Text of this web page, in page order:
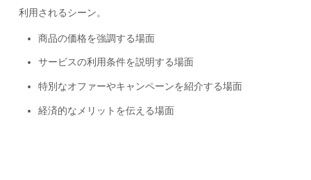
利用されるシーン。
商品の価格を強調する場面
サービスの利用条件を説明する場面
特別なオファーやキャンペーンを紹介する場面
経済的なメリットを伝える場面